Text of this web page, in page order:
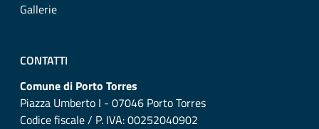
Gallerie
CONTATTI
Comune di Porto Torres
Piazza Umberto I - 07046 Porto Torres
Codice fiscale / P. IVA: 00252040902